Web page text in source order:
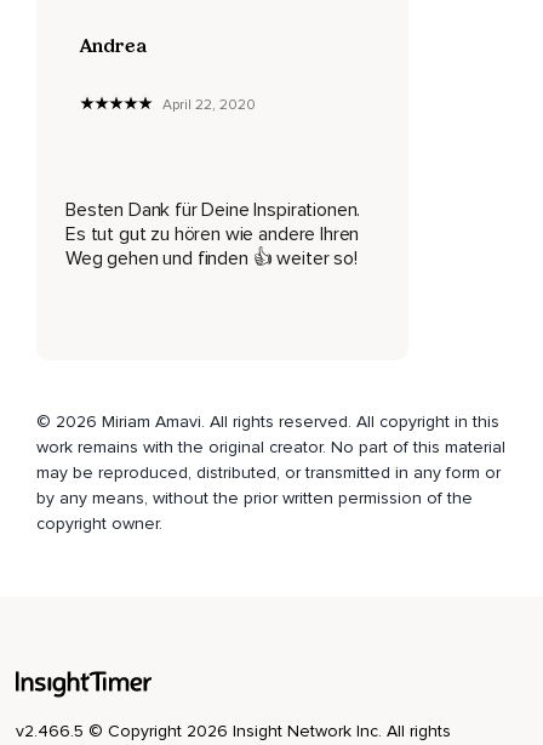
Falls sich das mal jemand gefragt hat,
Naja,
Also ich habe irgendwie immer das Gefühl,
Ich rede immer über das Gleiche,
Aber es ist einfach so krass wichtig und ich habe immer das
Was wir denken,
Andrea
April 22, 2020
Besten Dank für Deine Inspirationen.
Es tut gut zu hören wie andere Ihren
Weg gehen und finden 👍 weiter so!
© 2026 Miriam Amavi. All rights reserved. All copyright in this
work remains with the original creator. No part of this material
may be reproduced, distributed, or transmitted in any form or
by any means, without the prior written permission of the
copyright owner.
v2.466.5 © Copyright 2026 Insight Network Inc. All rights